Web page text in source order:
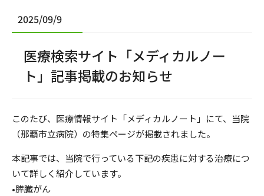
2025/09/9
医療検索サイト「メディカルノー
ト」記事掲載のお知らせ
このたび、医療情報サイト「メディカルノート」にて、当院
（那覇市立病院）の特集ページが掲載されました。
本記事では、当院で行っている下記の疾患に対する治療につ
いて詳しく紹介しています。
•膵臓がん